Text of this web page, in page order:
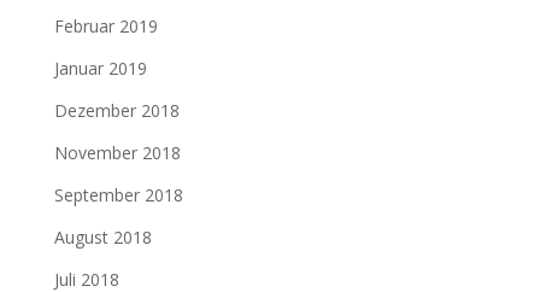
Februar 2019
Januar 2019
Dezember 2018
November 2018
September 2018
August 2018
Juli 2018